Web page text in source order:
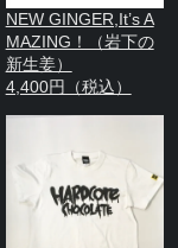
NEW GINGER,It’s A
MAZING！（岩下の
新生姜）
4,400円（税込）